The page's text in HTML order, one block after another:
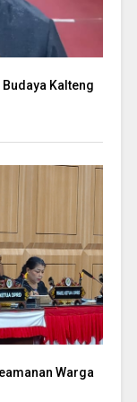
Kalteng
Warga